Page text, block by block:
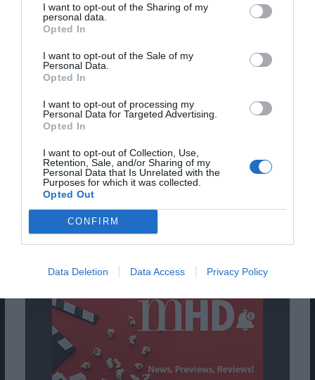
I want to opt-out of the Sharing of my
personal data.
Opted In
I want to opt-out of the Sale of my
Personal Data.
Opted In
I want to opt-out of processing my
Personal Data for Targeted Advertising.
Opted In
I want to opt-out of Collection, Use,
Retention, Sale, and/or Sharing of my
Personal Data that Is Unrelated with the
Purposes for which it was collected.
Opted Out
CONFIRM
Data Deletion Data Access Privacy Policy
Memória, a Crítica